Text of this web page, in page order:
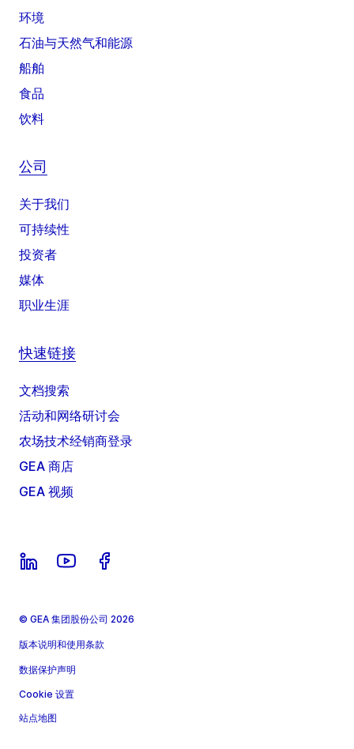
环境
石油与天然气和能源
船舶
食品
饮料
公司
关于我们
可持续性
投资者
媒体
职业生涯
快速链接
文档搜索
活动和网络研讨会
农场技术经销商登录
GEA 商店
GEA 视频
© GEA 集团股份公司 2026
版本说明和使用条款
数据保护声明
Cookie 设置
站点地图